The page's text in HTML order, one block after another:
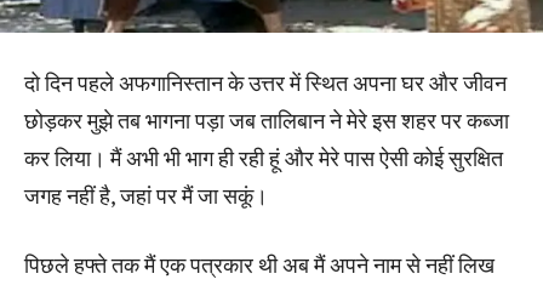
दो दिन पहले अफगानिस्तान के उत्तर में स्थित अपना घर और जीवन
छोड़कर मुझे तब भागना पड़ा जब तालिबान ने मेरे इस शहर पर कब्जा
कर लिया। मैं अभी भी भाग ही रही हूं और मेरे पास ऐसी कोई सुरक्षित
जगह नहीं है, जहां पर मैं जा सकूं।
पिछले हफ्ते तक मैं एक पत्रकार थी अब मैं अपने नाम से नहीं लिख